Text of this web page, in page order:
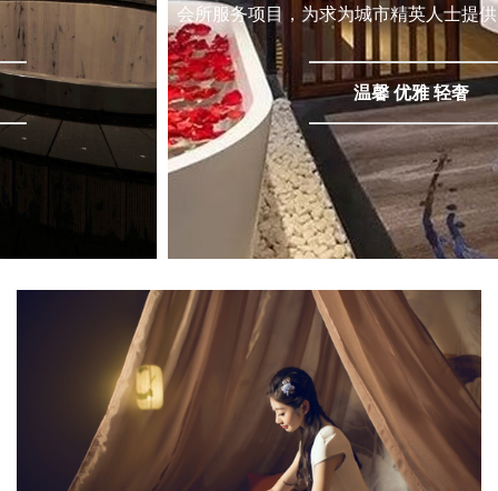
会所服务项目，为求为城市精英人士提供更多休闲养生信息！
温馨 优雅 轻奢